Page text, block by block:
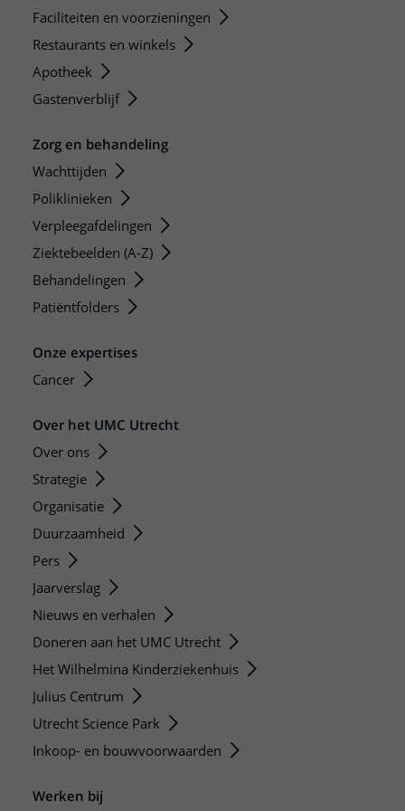
Faciliteiten en voorzieningen
Restaurants en winkels
Apotheek
Gastenverblijf
Zorg en behandeling
Wachttijden
Poliklinieken
Verpleegafdelingen
Ziektebeelden (A-Z)
Behandelingen
Patiëntfolders
Onze expertises
Cancer
Over het UMC Utrecht
Over ons
Strategie
Organisatie
Duurzaamheid
Pers
Jaarverslag
Nieuws en verhalen
Doneren aan het UMC Utrecht
Het Wilhelmina Kinderziekenhuis
Julius Centrum
Utrecht Science Park
Inkoop- en bouwvoorwaarden
Werken bij